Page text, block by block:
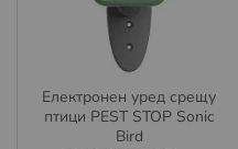
Електронен уред срещу
птици PEST STOP Sonic
Bird